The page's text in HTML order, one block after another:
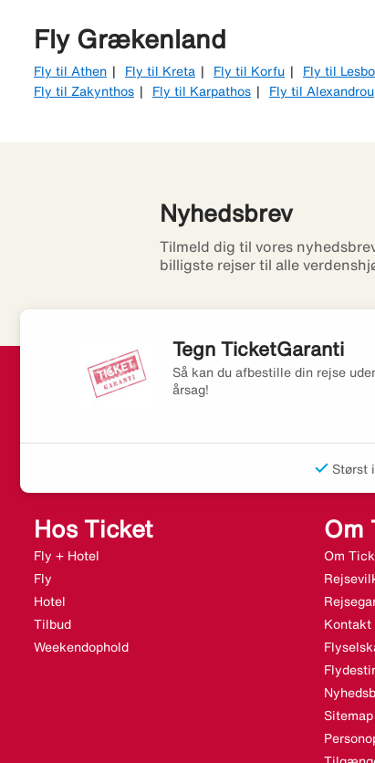
Fly Grækenland
Fly til Athen Fly til Kreta Fly til Korfu Fly til
Fly til Zakynthos
Fly til Karpathos Fly til
Nyhedsbrev
Tilmeld dig til vores
billigste rejser til alle
Tegn TicketGaranti
Så kan du afbestille din rejse
årsag!
Størst i
Hos Ticket
Fly + Hotel
Fly
Hotel
Tilbud
Weekendophold
Om
Om
Kontakt
Sitemap